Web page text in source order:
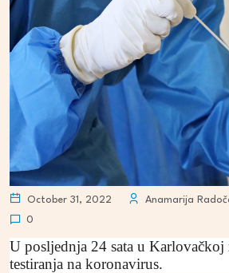
October 31, 2022 Anamarija
0
U posljednja 24 sata u
testiranja na koronavirus.